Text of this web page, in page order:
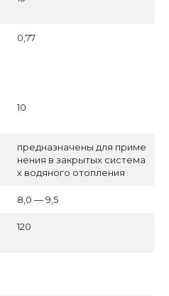
0,77
10
предназначены для приме
нения в закрытых система
х водяного отопления
8,0 — 9,5
120